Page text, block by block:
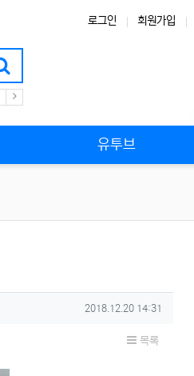
로그인 회원가입
스킨
유투브
작성일
2018.12.20 14:31
목록